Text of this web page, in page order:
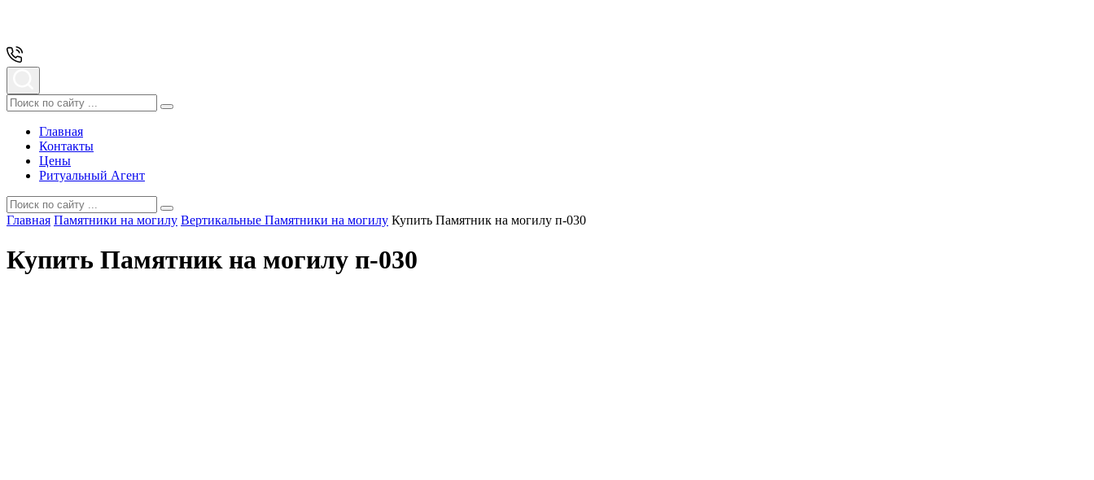
Главная
Контакты
Цены
Ритуальный Агент
Главная Памятники на могилу Вертикальные Памятники на могилу Купить Памятник на могилу п-030
Купить Памятник на могилу п-030